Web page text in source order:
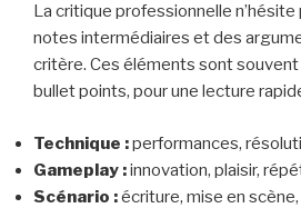
La critique professionnelle n’hésite
notes intermédiaires et des
critère. Ces éléments sont
bullet points, pour une lecture
Technique :performances,
Gameplay :innovation, plaisir,
Scénario :écriture, mise en